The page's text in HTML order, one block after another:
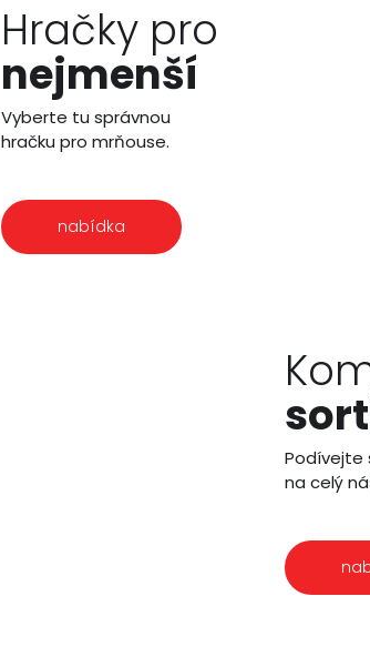
Hračky pro
nejmenší
Vyberte tu správnou
hračku pro mrňouse.
nabídka
Podívejte
na celý